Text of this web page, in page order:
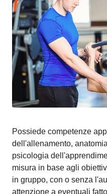
Possiede competenze
dell'allenamento,
psicologia
misura in base agli
in gruppo, con o senza
attenzione a eventuali